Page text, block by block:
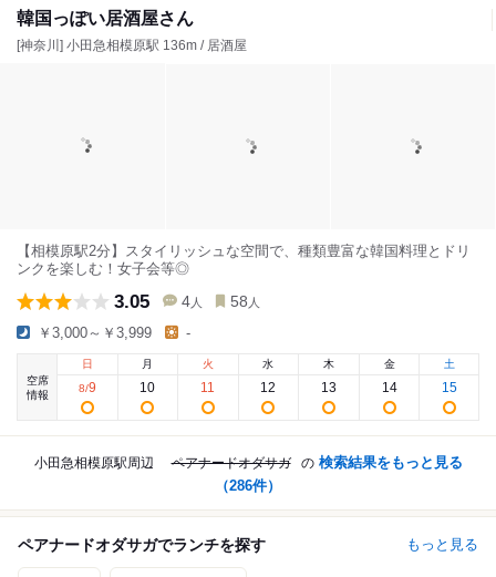
韓国っぽい居酒屋さん
[神奈川] 小田急相模原駅 136m / 居酒屋
【相模原駅2分】スタイリッシュな空間で、種類豊富な韓国料理とドリ
ンクを楽しむ！女子会等◎
3.05 4 人 58 人
￥3,000～￥3,999 -
空席
情報
日
8/9
月
10
火
11
水
12
木
13
金
14
土
15
小田急相模原駅周辺 ペアナードオダサガ の 検索結果をもっと見る
（286件）
ペアナードオダサガでランチを探す もっと見る